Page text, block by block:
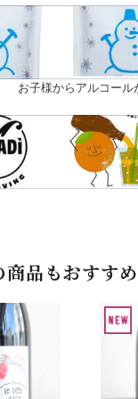
お子様からアルコー
品もおすすめ